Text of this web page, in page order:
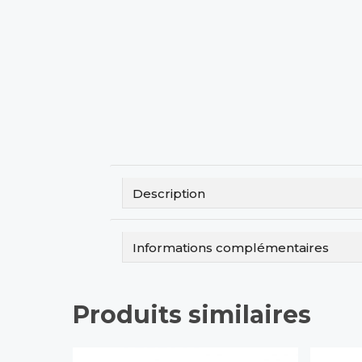
Description
Informations complémentaires
Produits similaires